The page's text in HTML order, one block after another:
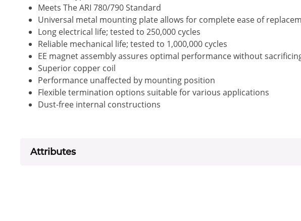
Meets The ARI 780/790 Standard
Universal metal mounting plate allows for complete ease of
Long electrical life; tested to 250,000 cycles
Reliable mechanical life; tested to 1,000,000 cycles
EE magnet assembly assures optimal performance without
Superior copper coil
Performance unaffected by mounting position
Flexible termination options suitable for various applications
Dust-free internal constructions
Attributes